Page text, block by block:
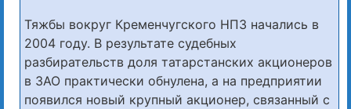
Тяжбы вокруг Кременчугского НПЗ начались в
2004 году. В результате судебных
разбирательств доля татарстанских акционеров
в ЗАО практически обнулена, а на предприятии
появился новый крупный акционер, связанный с